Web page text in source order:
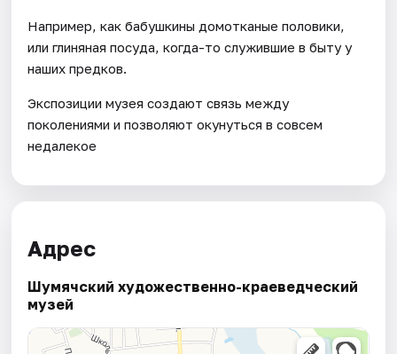
Например, как бабушкины домотканые половики,
или глиняная посуда, когда-то служившие в быту у
наших предков.
Экспозиции музея создают связь между
поколениями и позволяют окунуться в совсем
недалекое
Адрес
Шумячский художественно-краеведческий
музей